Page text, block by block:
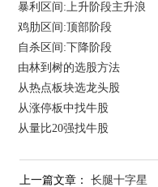
暴利区间:上升阶段主升浪
鸡肋区间:顶部阶段
自杀区间:下降阶段
由林到树的选股方法
从热点板块选龙头股
从涨停板中找牛股
从量比20强找牛股
上一篇文章： 长腿十字星